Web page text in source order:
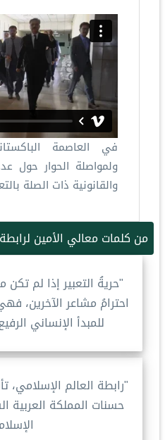
في العاصمة
ولمواصلة الحوار حول
والقانونية ذات الصلة
من كلمات معالي الأمين
"حريةُ التعبير إذا لم
احترامُ مشاعر الآخرين،
للمبدأ الإنساني
"رابطة العالم
حسنات المملكة العربية